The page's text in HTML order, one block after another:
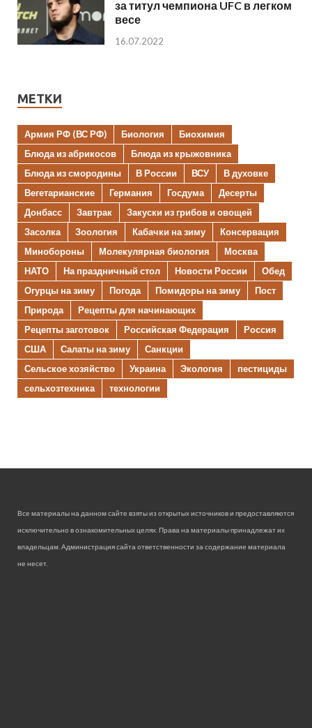
за титул чемпиона UFC в легком
весе
16.07.2022
МЕТКИ
Армия РФ (ВС РФ) Биология
Биохимия
Блюда из абрикосов
Блюда из крыжовника
Блюда из смородины
В России ВСУ
В духовке
Вегетарианские
Германия Госдума
Десерты
Донбасс
Завтрак
Закуски из грибов и овощей
Засолка
Зоология Кабачки на зиму
Консервация
Минобороны
Молекулярная биология
Москва
НАТО
На праздничный стол Новости России
Обед
Огурцы на зиму
Погода Помидоры на зиму
Пост
Природа
Рецепты для начинающих
Рецепты заготовок
Российская Федерация
Россия
США
Салаты на зиму
Санкции
Сельское хозяйство
Украина Экология
пестициды
сельхозтехника
технологии
Все материалы на данном сайте взяты из открытых источников и предоставляются
исключительно в ознакомительных целях. Права на материалы принадлежат их
владельцам. Администрация сайта ответственности за содержание материала
не несет.